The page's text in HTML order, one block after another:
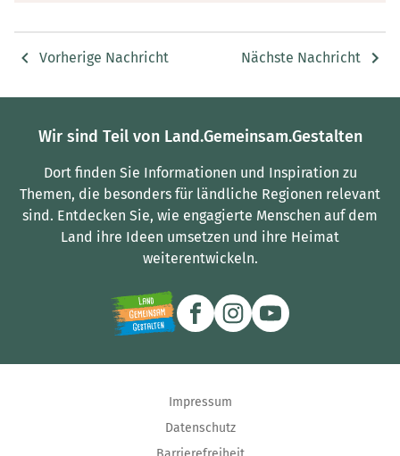
Vorherige Nachricht Nächste Nachricht
Wir sind Teil von Land.Gemeinsam.Gestalten
Dort finden Sie Informationen und Inspiration zu
Themen, die besonders für ländliche Regionen relevant
sind. Entdecken Sie, wie engagierte Menschen auf dem
Land ihre Ideen umsetzen und ihre Heimat
weiterentwickeln.
Impressum
Datenschutz